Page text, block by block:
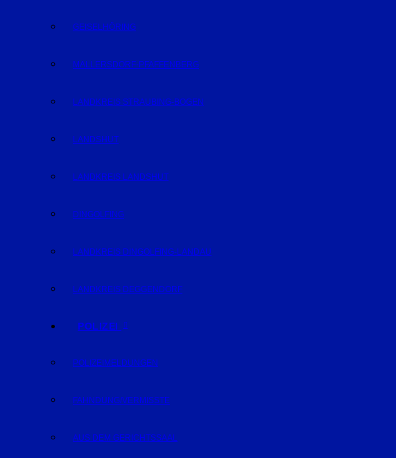
GEISELHÖRING
MALLERSDORF-PFAFFENBERG
LANDKREIS STRAUBING-BOGEN
LANDSHUT
LANDKREIS LANDSHUT
DINGOLFING
LANDKREIS DINGOLFING-LANDAU
LANDKREIS DEGGENDORF
POLIZEI
POLIZEIMELDUNGEN
FAHNDUNG/VERMISSTE
AUS DEM GERICHTSSAAL